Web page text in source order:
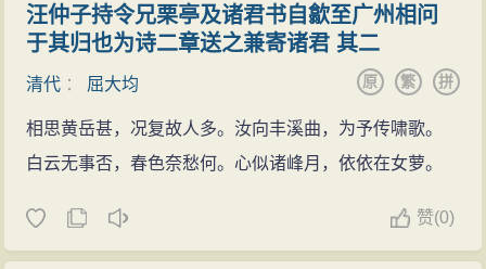
汪仲子持令兄栗亭及诸君书自歙至广州相问
于其归也为诗二章送之兼寄诸君 其二
清代 ： 屈大均 拼
繁
原
相思黄岳甚，况复故人多。汝向丰溪曲，为予传啸歌。
白云无事否，春色奈愁何。心似诸峰月，依依在女萝。
赞(0)